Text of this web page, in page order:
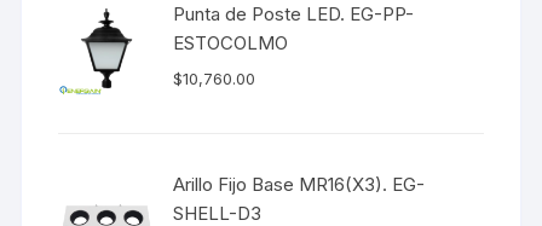
Punta de Poste LED. EG-PP-
ESTOCOLMO
$10,760.00
Arillo Fijo Base MR16(X3). EG-
SHELL-D3